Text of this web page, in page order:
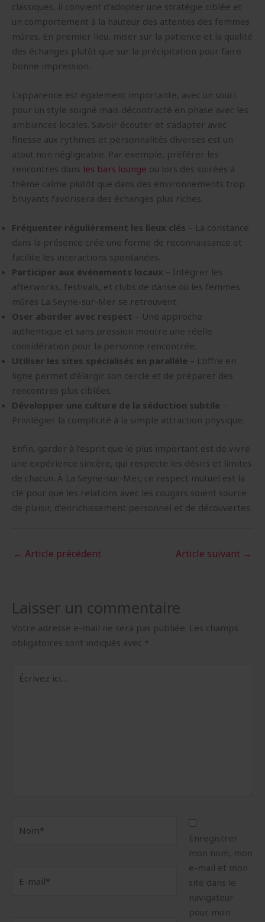
classiques, il convient d’adopter une stratégie ciblée et
un comportement à la hauteur des attentes des femmes
mûres. En premier lieu, miser sur la patience et la qualité
des échanges plutôt que sur la précipitation pour faire
bonne impression.
L’apparence est également importante, avec un souci
pour un style soigné mais décontracté en phase avec les
ambiances locales. Savoir écouter et s’adapter avec
finesse aux rythmes et personnalités diverses est un
atout non négligeable. Par exemple, préférer les
rencontres dans les bars lounge ou lors des soirées à
thème calme plutôt que dans des environnements trop
bruyants favorisera des échanges plus riches.
Fréquenter régulièrement les lieux clés – La constance
dans la présence crée une forme de reconnaissance et
facilite les interactions spontanées.
Participer aux événements locaux – Intégrer les
afterworks, festivals, et clubs de danse où les femmes
mûres La Seyne-sur-Mer se retrouvent.
Oser aborder avec respect – Une approche
authentique et sans pression montre une réelle
considération pour la personne rencontrée.
Utiliser les sites spécialisés en parallèle – L’offre en
ligne permet d’élargir son cercle et de préparer des
rencontres plus ciblées.
Développer une culture de la séduction subtile –
Privilégier la complicité à la simple attraction physique.
Enfin, garder à l’esprit que le plus important est de vivre
une expérience sincère, qui respecte les désirs et limites
de chacun. À La Seyne-sur-Mer, ce respect mutuel est la
clé pour que les relations avec les cougars soient source
de plaisir, d’enrichissement personnel et de découvertes.
← Article précédent Article suivant →
Laisser un commentaire
Votre adresse e-mail ne sera pas publiée. Les champs
obligatoires sont indiqués avec *
ici…
mail*
Enregistrer
mon nom, mon
e-mail et mon
site dans le
navigateur
pour mon